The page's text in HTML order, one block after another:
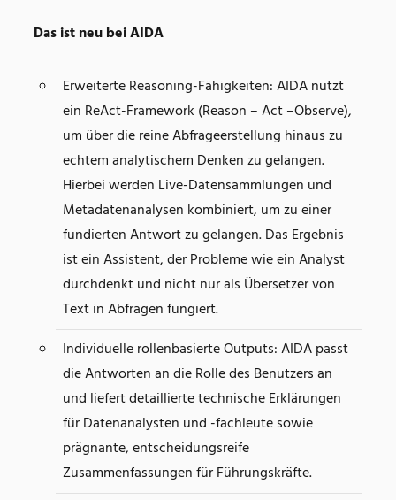
Das ist neu bei AIDA
Erweiterte Reasoning-Fähigkeiten: AIDA nutzt
ein ReAct-Framework (Reason – Act –Observe),
um über die reine Abfrageerstellung hinaus zu
echtem analytischem Denken zu gelangen.
Hierbei werden Live-Datensammlungen und
Metadatenanalysen kombiniert, um zu einer
fundierten Antwort zu gelangen. Das Ergebnis
ist ein Assistent, der Probleme wie ein Analyst
durchdenkt und nicht nur als Übersetzer von
Text in Abfragen fungiert.
Individuelle rollenbasierte Outputs: AIDA passt
die Antworten an die Rolle des Benutzers an
und liefert detaillierte technische Erklärungen
für Datenanalysten und -fachleute sowie
prägnante, entscheidungsreife
Zusammenfassungen für Führungskräfte.